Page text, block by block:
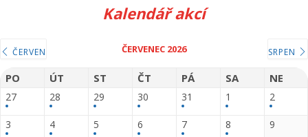
Kalendář akcí
ČERVEN ČERVENEC 2026 SRPEN
PO ÚT ST ČT PÁ SA NE
27 28 29 30 31 1 2
3 4 5 6 7 8 9